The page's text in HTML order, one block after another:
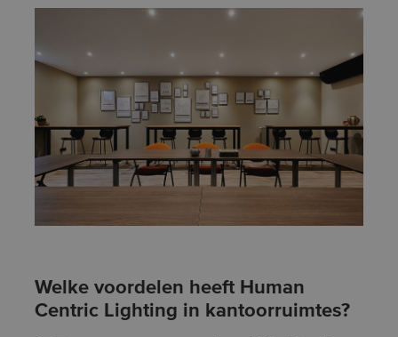
Welke voordelen heeft Human
Centric Lighting in kantoorruimtes?